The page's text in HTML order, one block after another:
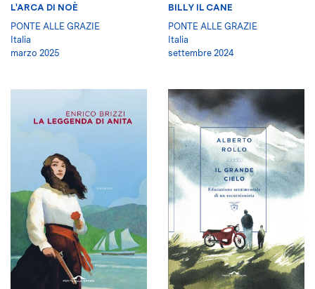
L'ARCA DI NOÈ
PONTE ALLE GRAZIE
Italia
marzo 2025
BILLY IL CANE
PONTE ALLE GRAZIE
Italia
settembre 2024